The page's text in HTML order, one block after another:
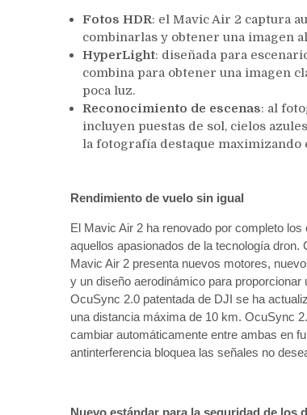
Fotos HDR: el Mavic Air 2 captura
combinarlas y obtener una imagen
HyperLight: diseñada para
combina para obtener una imagen
poca luz.
Reconocimiento de escenas: al
incluyen puestas de sol, cielos
la fotografía destaque
Rendimiento de vuelo sin igual
El Mavic Air 2 ha renovado por completo
aquellos apasionados de la tecnología dron.
Mavic Air 2 presenta nuevos motores,
y un diseño aerodinámico para
OcuSync 2.0 patentada de DJI se ha
una distancia máxima de 10 km. OcuSync
cambiar automáticamente entre ambas en
antinterferencia bloquea las señales no
Nuevo estándar para la seguridad de los